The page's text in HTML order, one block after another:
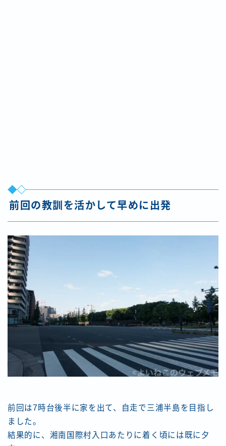
前回の教訓を活かして早めに出発
前回は7時台後半に家を出て、自走で三浦半島を目指し
ました。
結果的に、湘南国際村入口あたりに着く頃には既に夕